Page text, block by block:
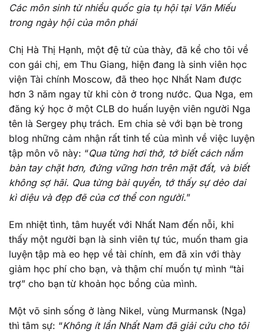
Các môn sinh từ nhiều quốc gia tụ hội tại Văn Miếu
trong ngày hội của môn phái
Chị Hà Thị Hạnh, một đệ tử của thày, đã kể cho tôi về
con gái chị, em Thu Giang, hiện đang là sinh viên học
viện Tài chính Moscow, đã theo học Nhất Nam được
hơn 3 năm ngay từ khi còn ở trong nước. Qua Nga, em
đăng ký học ở một CLB do huấn luyện viên người Nga
tên là Sergey phụ trách. Em chia sẻ với bạn bè trong
blog những cảm nhận rất tinh tế của mình về việc luyện
tập môn võ này: “Qua từng hơi thở, tớ biết cách nắm
bàn tay chặt hơn, đứng vững hơn trên mặt đất, và biết
không sợ hãi. Qua từng bài quyền, tớ thấy sự dẻo dai
kì diệu và đẹp đẽ của cơ thể con người.”
Em nhiệt tình, tâm huyết với Nhất Nam đến nỗi, khi
thấy một người bạn là sinh viên tự túc, muốn tham gia
luyện tập mà eo hẹp về tài chính, em đã xin với thày
giảm học phí cho bạn, và thậm chí muốn tự mình “tài
trợ” cho bạn từ khoản học bổng của mình.
Một võ sinh sống ở làng Nikel, vùng Murmansk (Nga)
thì tâm sự: “Không ít lần Nhất Nam đã giải cứu cho tôi